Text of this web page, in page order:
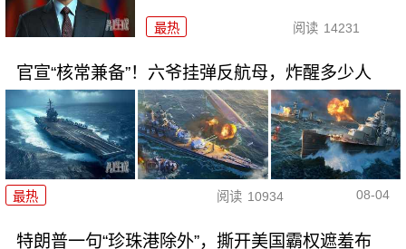
最热 阅读 14231
官宣“核常兼备”！六爷挂弹反航母，炸醒多少人
最热 阅读 10934 08-04
特朗普一句“珍珠港除外”，撕开美国霸权遮羞布